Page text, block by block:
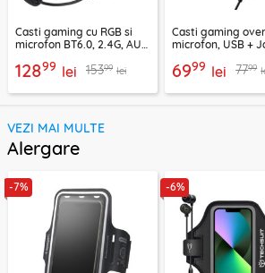
Casti gaming cu RGB si
microfon BT6.0, 2.4G, AUX
12899 lei 15399 lei
Casti gaming
microfon, USB +
BO112
6999 lei 7799
VEZI MAI MULTE
Alergare
-7% -6%